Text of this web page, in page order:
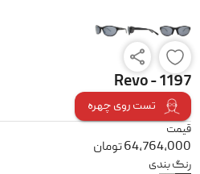
Revo - 1197
تست روی چهره
قیمت
64,764,000تومان
رنگ بندی